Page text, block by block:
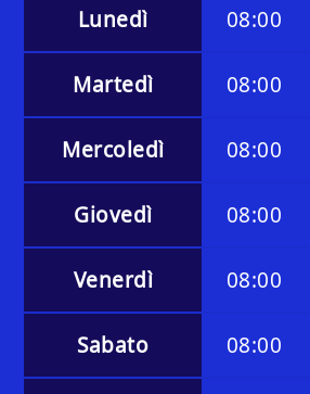
Comoradio International
Lunedì 08:00
Martedì 08:00
Mercoledì 08:00
Giovedì 08:00
Venerdì 08:00
Sabato 08:00